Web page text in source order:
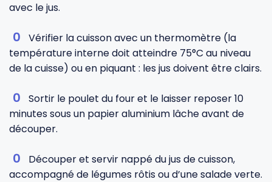
avec le jus.
Vérifier la cuisson avec un thermomètre (la
température interne doit atteindre 75°C au niveau
de la cuisse) ou en piquant : les jus doivent être clairs.
Sortir le poulet du four et le laisser reposer 10
minutes sous un papier aluminium lâche avant de
découper.
Découper et servir nappé du jus de cuisson,
accompagné de légumes rôtis ou d’une salade verte.